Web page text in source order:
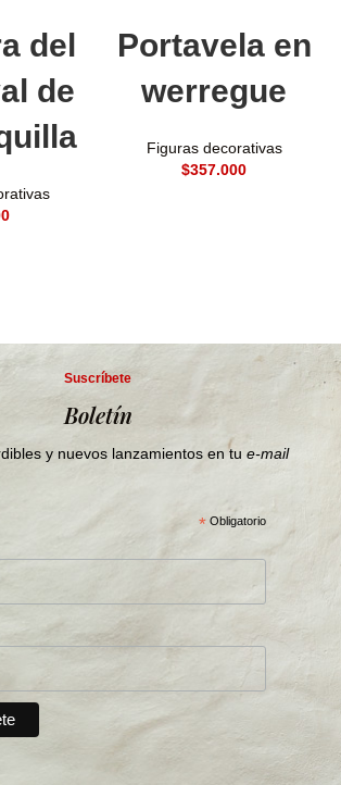
del
de
Portavela en
werregue
Figuras decorativas
$
Suscríbete
Boletín
y nuevos lanzamientos en tu e-mail
* Obligatorio